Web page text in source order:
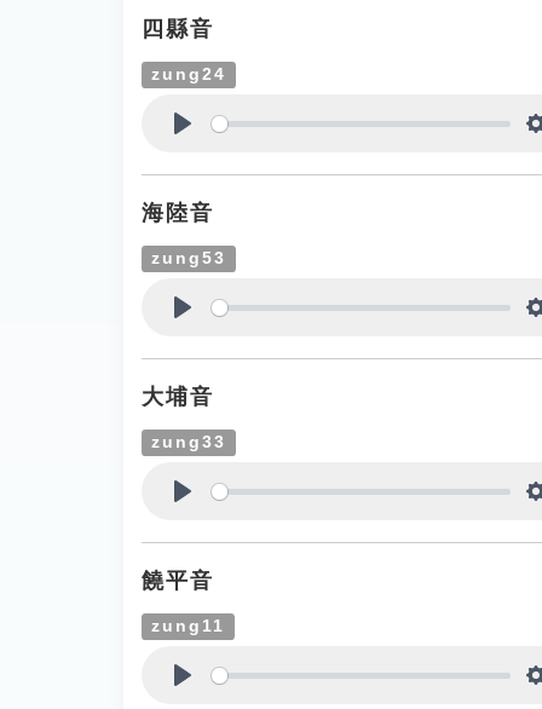
四縣音
zung24
海陸音
zung53
大埔音
zung33
饒平音
zung11